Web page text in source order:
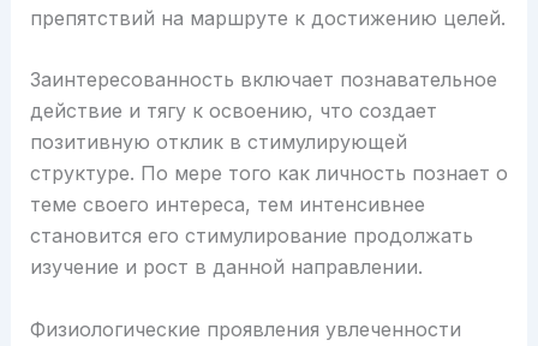
препятствий на маршруте к достижению целей.
Заинтересованность включает познавательное
действие и тягу к освоению, что создает
позитивную отклик в стимулирующей
структуре. По мере того как личность познает о
теме своего интереса, тем интенсивнее
становится его стимулирование продолжать
изучение и рост в данной направлении.
Физиологические проявления увлеченности